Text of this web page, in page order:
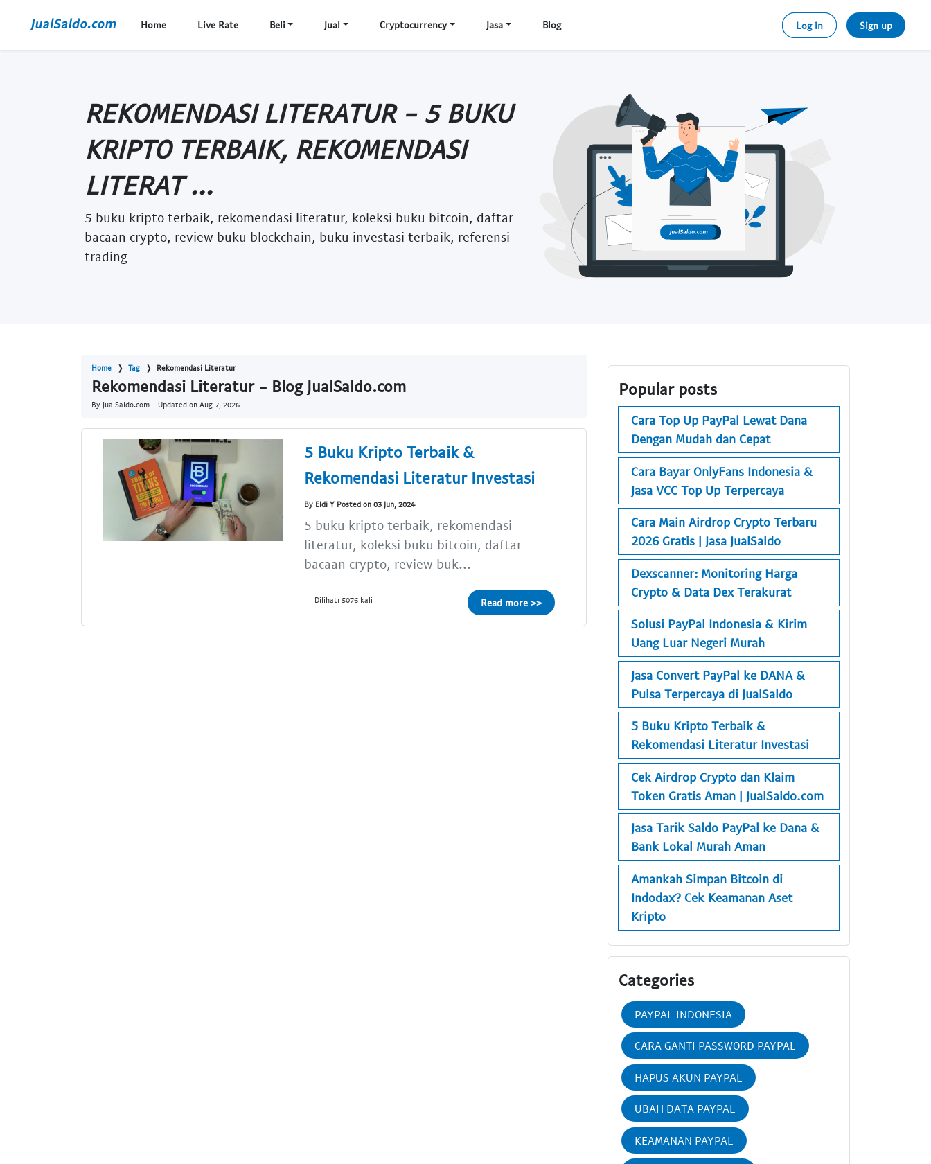
Home Live Rate Beli Jual Cryptocurrency Jasa Blog Log in Sign up
REKOMENDASI LITERATUR - 5 BUKU
KRIPTO TERBAIK, REKOMENDASI
LITERAT ...
5 buku kripto terbaik, rekomendasi literatur, koleksi buku bitcoin, daftar
bacaan crypto, review buku blockchain, buku investasi terbaik, referensi
trading
Home Tag Rekomendasi Literatur
Rekomendasi Literatur - Blog JualSaldo.com
By JualSaldo.com - Updated on Aug 7, 2026
5 Buku Kripto Terbaik &
Rekomendasi Literatur Investasi
By Eldi Y Posted on 03 Jun, 2024
5 buku kripto terbaik, rekomendasi
literatur, koleksi buku bitcoin, daftar
bacaan crypto, review buk...
Dilihat: 5076 kali Read more >>
Popular posts
Cara Top Up PayPal Lewat Dana
Dengan Mudah dan Cepat
Cara Bayar OnlyFans Indonesia &
Jasa VCC Top Up Terpercaya
Cara Main Airdrop Crypto Terbaru
2026 Gratis | Jasa JualSaldo
Dexscanner: Monitoring Harga
Crypto & Data Dex Terakurat
Solusi PayPal Indonesia & Kirim
Uang Luar Negeri Murah
Jasa Convert PayPal ke DANA &
Pulsa Terpercaya di JualSaldo
5 Buku Kripto Terbaik &
Rekomendasi Literatur Investasi
Cek Airdrop Crypto dan Klaim
Token Gratis Aman | JualSaldo.com
Jasa Tarik Saldo PayPal ke Dana &
Bank Lokal Murah Aman
Amankah Simpan Bitcoin di
Indodax? Cek Keamanan Aset
Kripto
Categories
PAYPAL INDONESIA
CARA GANTI PASSWORD PAYPAL
HAPUS AKUN PAYPAL
UBAH DATA PAYPAL
KEAMANAN PAYPAL